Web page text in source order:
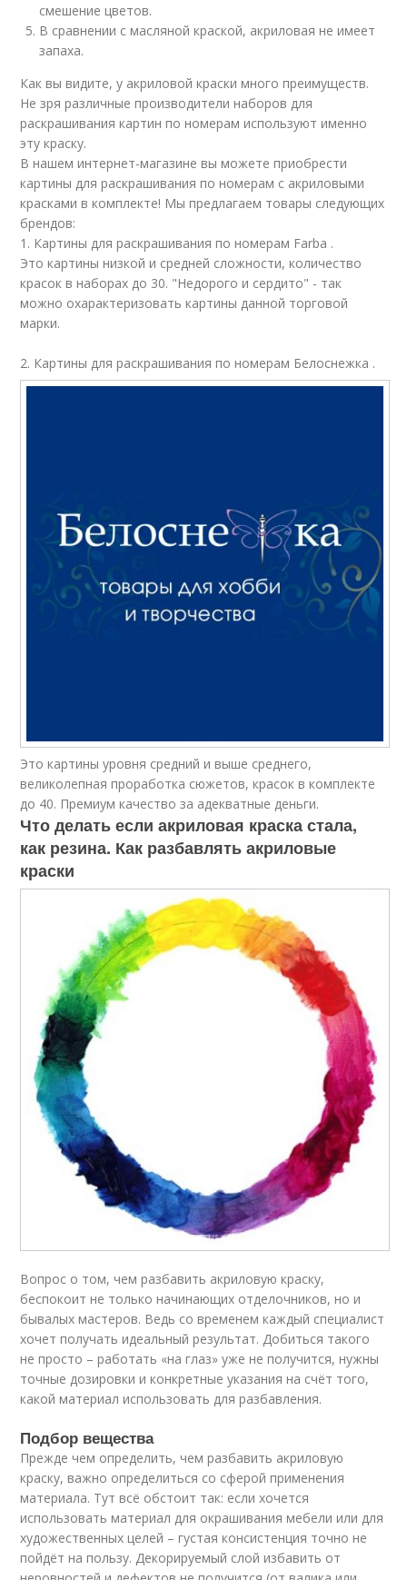
смешение цветов.
В сравнении с масляной краской, акриловая не имеет
запаха.
Как вы видите, у акриловой краски много преимуществ.
Не зря различные производители наборов для
раскрашивания картин по номерам используют именно
эту краску.
В нашем интернет-магазине вы можете приобрести
картины для раскрашивания по номерам с акриловыми
красками в комплекте! Мы предлагаем товары следующих
брендов:
1. Картины для раскрашивания по номерам Farba .
Это картины низкой и средней сложности, количество
красок в наборах до 30. "Недорого и сердито" - так
можно охарактеризовать картины данной торговой
марки.
2. Картины для раскрашивания по номерам Белоснежка .
Это картины уровня средний и выше среднего,
великолепная проработка сюжетов, красок в комплекте
до 40. Премиум качество за адекватные деньги.
Что делать если акриловая краска стала,
как резина. Как разбавлять акриловые
краски
Вопрос о том, чем разбавить акриловую краску,
беспокоит не только начинающих отделочников, но и
бывалых мастеров. Ведь со временем каждый специалист
хочет получать идеальный результат. Добиться такого
не просто – работать «на глаз» уже не получится, нужны
точные дозировки и конкретные указания на счёт того,
какой материал использовать для разбавления.
Подбор вещества
Прежде чем определить, чем разбавить акриловую
краску, важно определиться со сферой применения
материала. Тут всё обстоит так: если хочется
использовать материал для окрашивания мебели или для
художественных целей – густая консистенция точно не
пойдёт на пользу. Декорируемый слой избавить от